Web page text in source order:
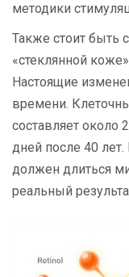
методики
Также стоит быть
«стеклянной
Настоящие
времени.
составляет
дней после 40
должен длиться
реальный